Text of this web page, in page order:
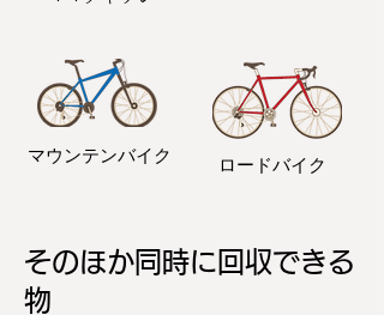
マウンテンバイク ロードバイク
そのほか同時に回収できる
物